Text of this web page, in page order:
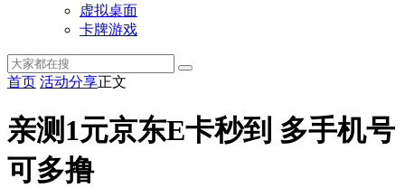
虚拟桌面
卡牌游戏
首页 活动分享正文
亲测1元京东E卡秒到 多手机号
可多撸